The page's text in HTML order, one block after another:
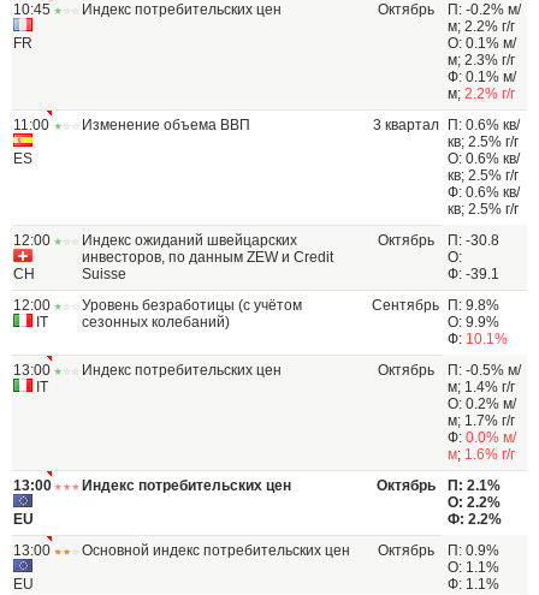
10:45
FR
Индекс потребительских цен Октябрь
П: -0.2% м/
м; 2.2% г/г
О: 0.1% м/
м; 2.3% г/г
Ф: 0.1% м/
м; 2.2% г/г
11:00
ES
Изменение объема ВВП 3 квартал
П: 0.6% кв/
кв; 2.5% г/г
О: 0.6% кв/
кв; 2.5% г/г
Ф: 0.6% кв/
кв; 2.5% г/г
12:00
CH
Индекс ожиданий швейцарских
инвесторов, по данным ZEW и Credit
Suisse
Октябрь
П: -30.8
О:
Ф: -39.1
12:00
IT
Уровень безработицы (с учётом
сезонных колебаний)
Сентябрь
П: 9.8%
О: 9.9%
Ф: 10.1%
13:00
IT
Индекс потребительских цен Октябрь
П: -0.5% м/
м; 1.4% г/г
О: 0.2% м/
м; 1.7% г/г
Ф: 0.0% м/
м; 1.6% г/г
13:00
EU
Индекс потребительских цен Октябрь
П: 2.1%
О: 2.2%
Ф: 2.2%
13:00
EU
Основной индекс потребительских цен Октябрь
П: 0.9%
О: 1.1%
Ф: 1.1%